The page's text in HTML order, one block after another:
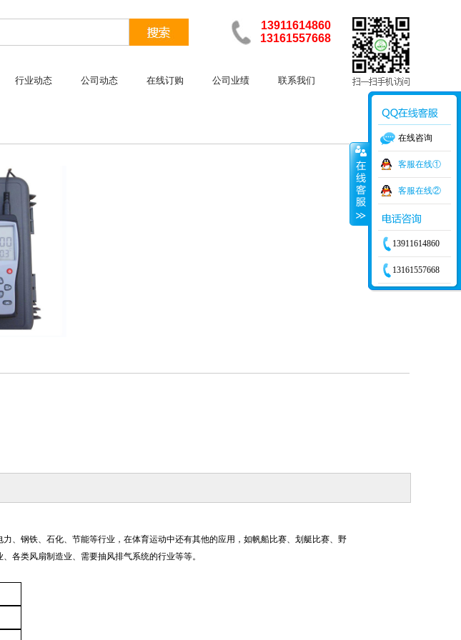
13911614860
13161557668
行业动态 公司动态 在线订购 公司业绩 联系我们
、钢铁、石化、节能等行业，在体育运动中还有其他的应用，如帆船比赛、划艇比赛、野
各类风扇制造业、需要抽风排气系统的行业等等。
在线咨询
客服在线①
客服在线②
13911614860
13161557668